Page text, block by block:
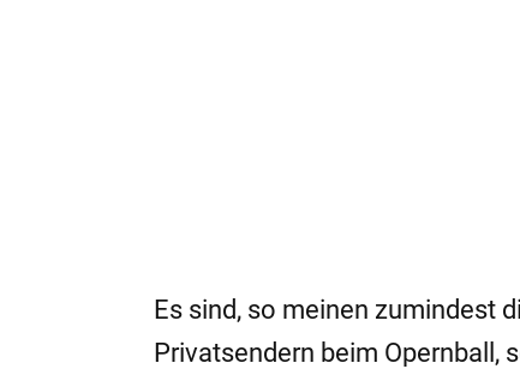
Es sind, so meinen zumindest
Privatsendern beim Opernball,